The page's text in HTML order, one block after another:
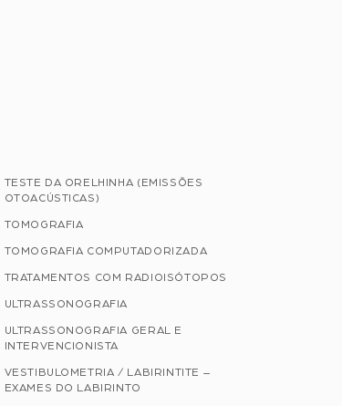
TESTE DA ORELHINHA (EMISSÕES
OTOACÚSTICAS)
TOMOGRAFIA
TOMOGRAFIA COMPUTADORIZADA
TRATAMENTOS COM RADIOISÓTOPOS
ULTRASSONOGRAFIA
ULTRASSONOGRAFIA GERAL E
INTERVENCIONISTA
VESTIBULOMETRIA / LABIRINTITE –
EXAMES DO LABIRINTO